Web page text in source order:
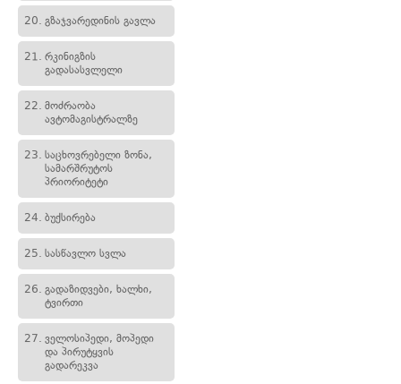
20. გზაჯვარედინის გავლა
21. რკინიგზის
გადასასვლელი
22. მოძრაობა
ავტომაგისტრალზე
23. საცხოვრებელი ზონა,
სამარშრუტოს
პრიორიტეტი
24. ბუქსირება
25. სასწავლო სვლა
26. გადაზიდვები, ხალხი,
ტვირთი
27. ველოსიპედი, მოპედი
და პირუტყვის
გადარეკვა